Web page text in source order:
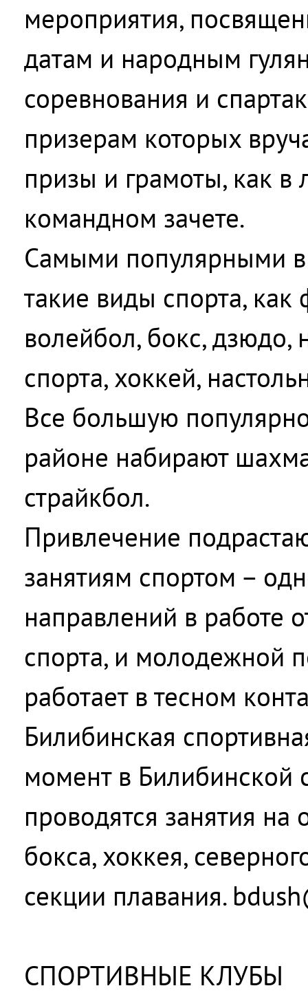
мероприятия,
датам и народным
соревнования и
призерам которых
призы и грамоты, как в
командном зачете.
Самыми популярными в
такие виды спорта, как
волейбол, бокс,
спорта, хоккей,
Все большую
районе набирают
страйкбол.
Привлечение
занятиям спортом –
направлений в работе
спорта, и молодежной
работает в тесном
Билибинская
момент в Билибинской
проводятся занятия на
бокса, хоккея,
секции плавания.
СПОРТИВНЫЕ КЛУБЫ